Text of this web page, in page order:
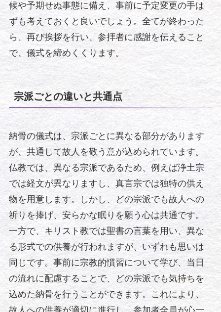
候や予期せぬ事態に備え、事前に予定変更の手は
ずも考えておくと良いでしょう。全てが終わった
ら、再び挨拶を行い、参拝者に感謝を伝えること
で、儀式を締めくくります。
宗派ごとの違いと共通点
納骨の儀式は、宗派ごとに異なる部分があります
が、共通して故人を敬う意が込められています。
仏教では、異なる宗派であるため、例えば浄土宗
では経文が異なりますし、真言宗では独特の供え
物を用意します。しかし、どの宗派でも故人への
祈りを捧げ、安らかな眠りを願う心は共通です。
一方で、キリスト教では聖書の言葉を用い、異な
る形式での供養が行われますが、いずれも思いは
同じです。事前に宗教的慣習について学び、当日
の流れに配慮することで、どの宗派でも気持ちを
込めた納骨を行うことができます。これにより、
故人への供養が適切に進行し、参加者全員が心一